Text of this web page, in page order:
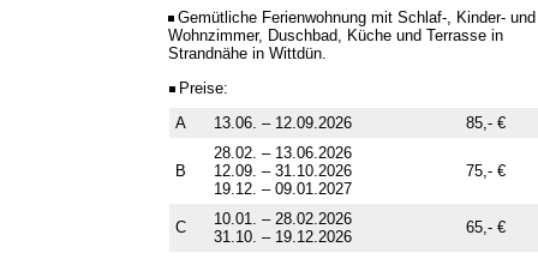
Gemütliche Ferienwohnung mit Schlaf-, Kinder- und
Wohnzimmer, Duschbad, Küche und Terrasse in
Strandnähe in Wittdün.
Preise:
A
13.06. – 12.09.2026 85,- €
B
28.02. – 13.06.2026
12.09. – 31.10.2026
19.12. – 09.01.2027
75,- €
C
10.01. – 28.02.2026
31.10. – 19.12.2026
65,- €